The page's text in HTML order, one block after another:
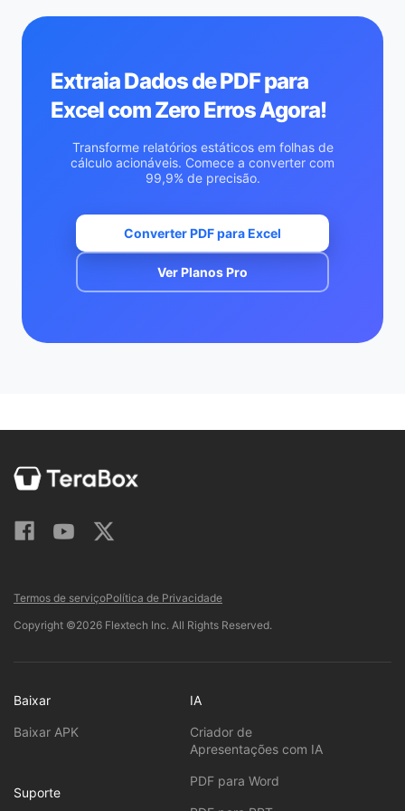
Extraia Dados de PDF para
Excel com Zero Erros Agora!
Transforme relatórios estáticos em folhas de
cálculo acionáveis. Comece a converter com
99,9% de precisão.
Converter PDF para Excel
Ver Planos Pro
Termos de serviçoPolítica de Privacidade
Copyright ©2026 Flextech Inc. All Rights Reserved.
Baixar
Baixar APK
Suporte
IA
Criador de
Apresentações com IA
PDF para Word